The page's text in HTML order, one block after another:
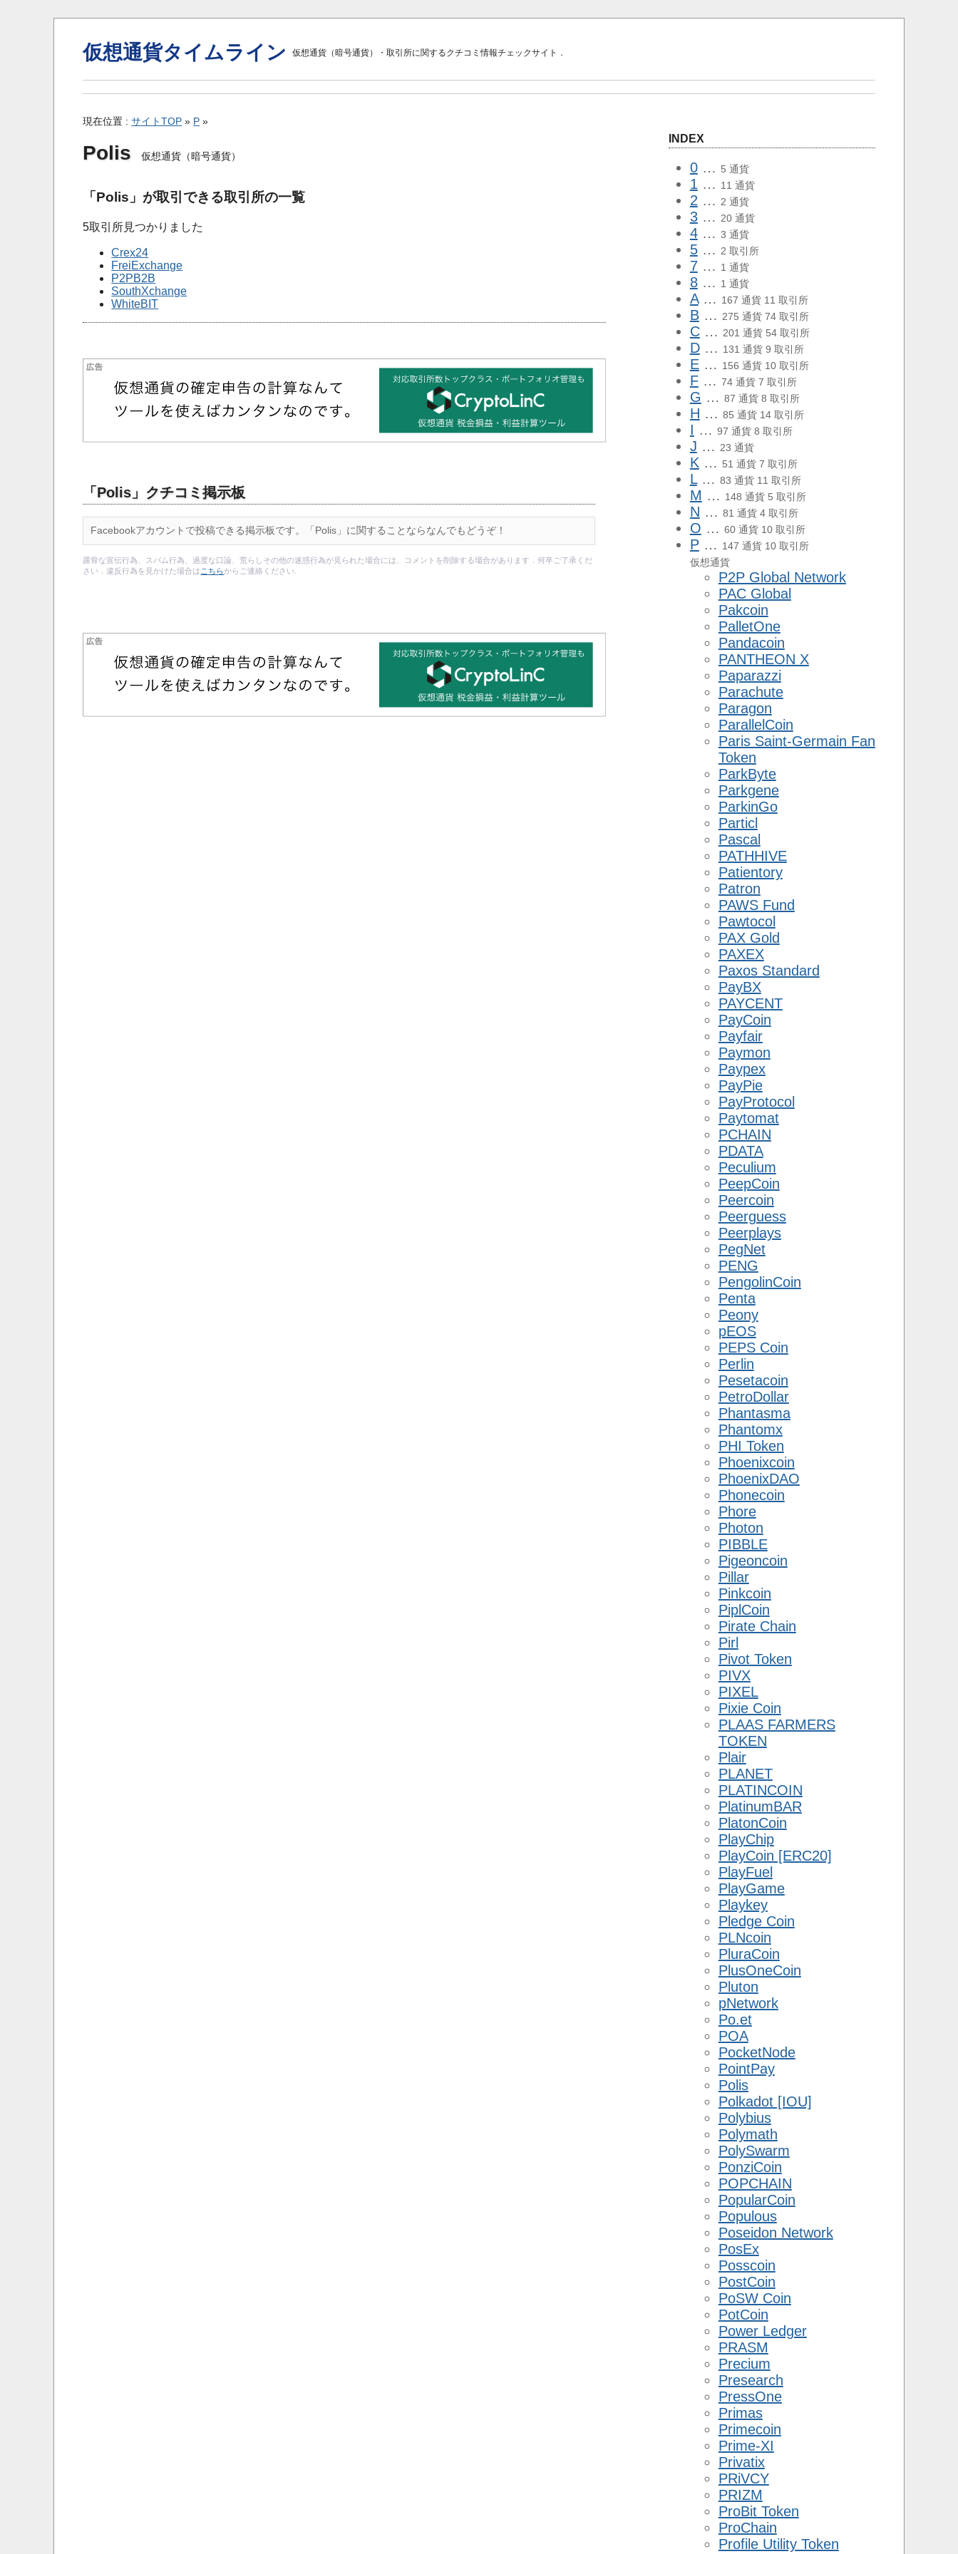
仮想通貨タイムライン 仮想通貨（暗号通貨）・取引所に関するクチコミ情報チェックサイト．
現在位置 :サイトTOP » P »
Polis 仮想通貨（暗号通貨）
「Polis」が取引できる取引所の一覧
5取引所見つかりました
Crex24
FreiExchange
P2PB2B
SouthXchange
WhiteBIT
「Polis」クチコミ掲示板
Facebookアカウントで投稿できる掲示板です。「Polis」に関することならなんでもどうぞ！
露骨な宣伝行為、スパム行為、過度な口論、荒らしその他の迷惑行為が見られた場合には、コメントを削除する場合があります．何卒ご了承くだ
さい．違反行為を見かけた場合は こちらからご連絡ください.
INDEX
0… 5 通貨
1 … 11 通貨
2 … 2 通貨
3… 20 通貨
4… 3 通貨
5… 2 取引所
7… 1 通貨
8… 1 通貨
A… 167 通貨 11 取引所
B… 275 通貨 74 取引所
C… 201 通貨 54 取引所
D… 131 通貨 9 取引所
E… 156 通貨 10 取引所
F… 74 通貨 7 取引所
G … 87 通貨 8 取引所
H … 85 通貨 14 取引所
I … 97 通貨 8 取引所
J … 23 通貨
K … 51 通貨 7 取引所
L… 83 通貨 11 取引所
M … 148 通貨 5 取引所
N … 81 通貨 4 取引所
O … 60 通貨 10 取引所
P… 147 通貨 10 取引所
仮想通貨
P2P Global Network
PAC Global
Pakcoin
PalletOne
Pandacoin
PANTHEON X
Paparazzi
Parachute
Paragon
ParallelCoin
Paris Saint-Germain Fan
Token
ParkByte
Parkgene
ParkinGo
Particl
Pascal
PATHHIVE
Patientory
Patron
PAWS Fund
Pawtocol
PAX Gold
PAXEX
Paxos Standard
PayBX
PAYCENT
PayCoin
Payfair
Paymon
Paypex
PayPie
PayProtocol
Paytomat
PCHAIN
PDATA
Peculium
PeepCoin
Peercoin
Peerguess
Peerplays
PegNet
PENG
PengolinCoin
Penta
Peony
pEOS
PEPS Coin
Perlin
Pesetacoin
PetroDollar
Phantasma
Phantomx
PHI Token
Phoenixcoin
PhoenixDAO
Phonecoin
Phore
Photon
PIBBLE
Pigeoncoin
Pillar
Pinkcoin
PiplCoin
Pirate Chain
Pirl
Pivot Token
PIVX
PIXEL
Pixie Coin
PLAAS FARMERS
TOKEN
Plair
PLANET
PLATINCOIN
PlatinumBAR
PlatonCoin
PlayChip
PlayCoin [ERC20]
PlayFuel
PlayGame
Playkey
Pledge Coin
PLNcoin
PluraCoin
PlusOneCoin
Pluton
pNetwork
Po.et
POA
PocketNode
PointPay
Polis
Polkadot [IOU]
Polybius
Polymath
PolySwarm
PonziCoin
POPCHAIN
PopularCoin
Populous
Poseidon Network
PosEx
Posscoin
PostCoin
PoSW Coin
PotCoin
Power Ledger
PRASM
Precium
Presearch
PressOne
Primas
Primecoin
Prime-XI
Privatix
PRiVCY
PRIZM
ProBit Token
ProChain
Profile Utility Token